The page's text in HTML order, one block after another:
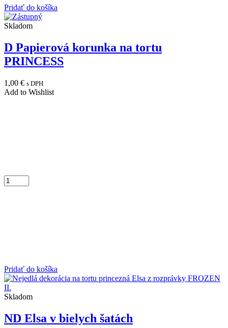
Pridať do košíka
Skladom
D Papierová korunka na tortu
PRINCESS
1,00 € s DPH
Add to Wishlist
Pridať do košíka
Skladom
ND Elsa v bielych šatách